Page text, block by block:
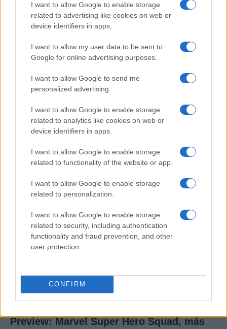
I want to allow Google to enable storage
related to advertising like cookies on web or
device identifiers in apps.
I want to allow my user data to be sent to
Google for online advertising purposes.
I want to allow Google to send me
personalized advertising.
I want to allow Google to enable storage
related to analytics like cookies on web or
device identifiers in apps.
I want to allow Google to enable storage
related to functionality of the website or app.
I want to allow Google to enable storage
related to personalization.
I want to allow Google to enable storage
related to security, including authentication
functionality and fraud prevention, and other
user protection.
CONFIRM
CIENCIA Y TECNOLOGÍA
Un hombre compra el primer mensaje
SMS de la historia por 107.000 euros
Un canadiense compra el primer mensaje de texto…
CIENCIA Y TECNOLOGÍA
Preview: Marvel Super Hero Squad, más